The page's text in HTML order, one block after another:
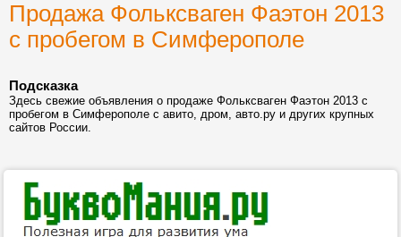
Продажа Фольксваген Фаэтон 2013
с пробегом в Симферополе
Подсказка
Здесь свежие объявления о продаже Фольксваген Фаэтон 2013 с
пробегом в Симферополе с авито, дром, авто.ру и других крупных
сайтов России.